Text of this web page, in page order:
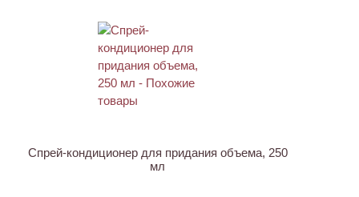
Спрей-кондиционер для придания объема, 250
мл